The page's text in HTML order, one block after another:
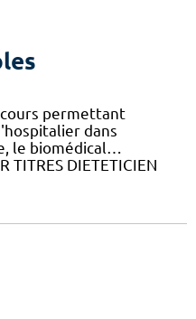
permettant
dans
le biomédical…
TITRES DIETETICIEN